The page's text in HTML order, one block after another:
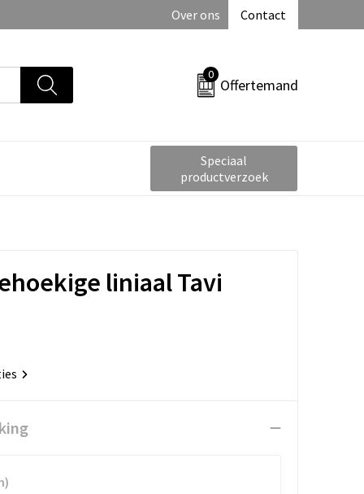
Over ons Contact
0
Offertemand
Speciaal
productverzoek
liniaal Tavi